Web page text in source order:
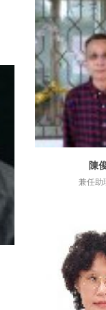
詳
陳
兼任助